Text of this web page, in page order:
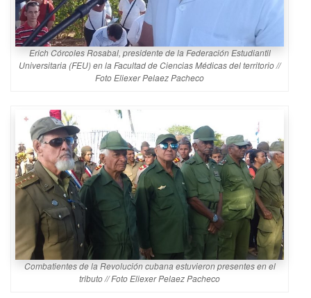
Erich Córcoles Rosabal, presidente de la Federación Estudiantil
Universitaria (FEU) en la Facultad de Ciencias Médicas del territorio //
Foto Eliexer Pelaez Pacheco
Combatientes de la Revolución cubana estuvieron presentes en el
tributo // Foto Eliexer Pelaez Pacheco